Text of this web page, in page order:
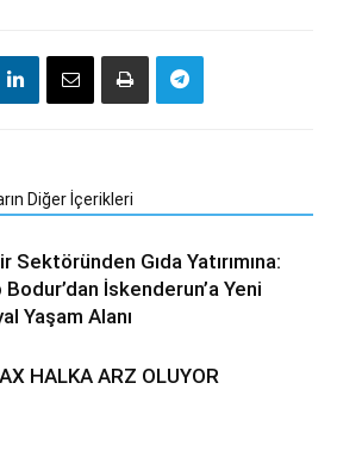
Diğer İçerikleri
Sektöründen Gıda Yatırımına:
Bodur’dan İskenderun’a Yeni
Yaşam Alanı
HALKA ARZ OLUYOR